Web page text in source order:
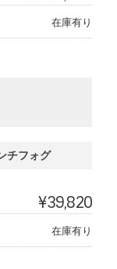
在庫有り
チフォグ
¥39,820
在庫有り